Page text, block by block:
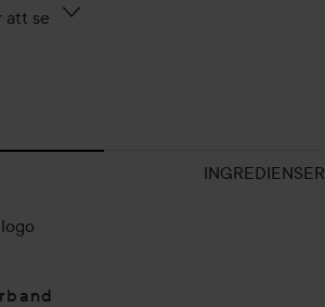
att se
INGREDIENSER